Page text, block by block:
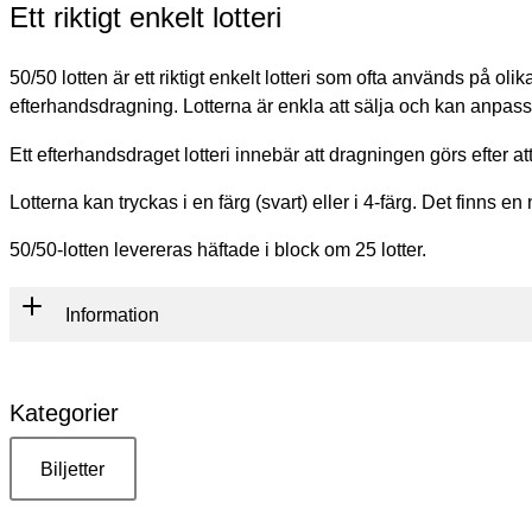
Ett riktigt enkelt lotteri
50/50 lotten är ett riktigt enkelt lotteri som ofta används på
efterhandsdragning. Lotterna är enkla att sälja och kan
Ett efterhandsdraget lotteri innebär att dragningen görs efter
Lotterna kan tryckas i en färg (svart) eller i 4-färg. Det finns
50/50-lotten levereras häftade i block om 25 lotter.
Information
Kategorier
Biljetter